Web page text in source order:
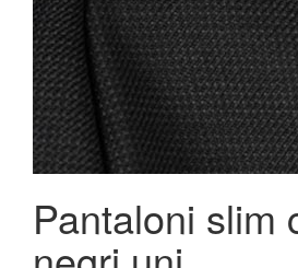
Pantaloni slim